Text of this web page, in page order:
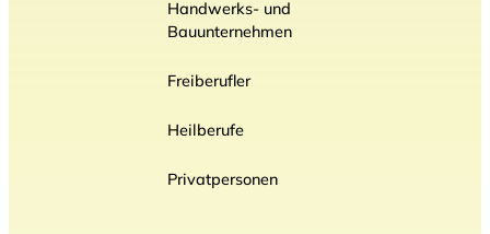
Handwerks- und
Bauunternehmen
Freiberufler
Heilberufe
Privatpersonen